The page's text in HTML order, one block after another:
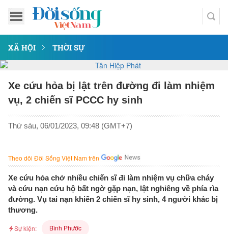
XÃ HỘI THỜI SỰ
Xe cứu hỏa bị lật trên đường đi làm nhiệm
vụ, 2 chiến sĩ PCCC hy sinh
Thứ sáu, 06/01/2023, 09:48 (GMT+7)
Theo dõi Đời Sống Việt Nam trên
Xe cứu hỏa chở nhiều chiến sĩ đi làm nhiệm vụ chữa cháy
và cứu nạn cứu hộ bất ngờ gặp nạn, lật nghiêng về phía rìa
đường. Vụ tai nạn khiến 2 chiến sĩ hy sinh, 4 người khác bị
thương.
Sự kiện: Bình Phước